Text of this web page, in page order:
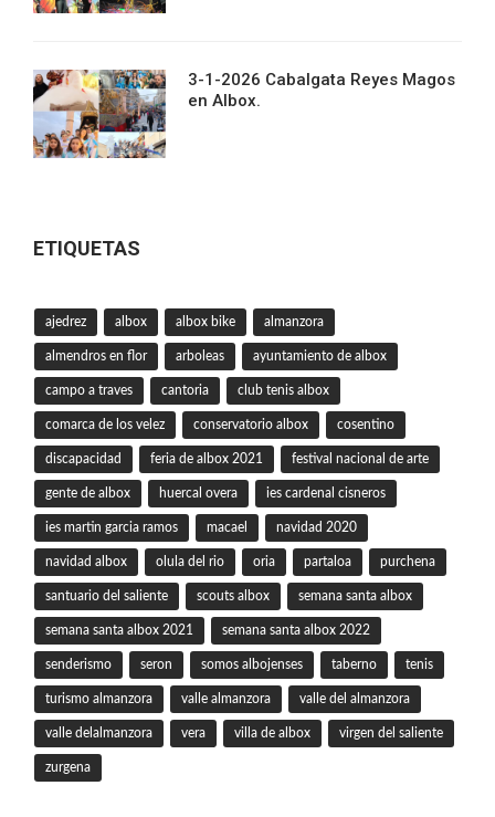
3-1-2026 Cabalgata Reyes Magos
en Albox.
ETIQUETAS
ajedrez albox albox bike almanzora
almendros en flor arboleas ayuntamiento de albox
campo a traves cantoria club tenis albox
comarca de los velez conservatorio albox cosentino
discapacidad feria de albox 2021 festival nacional de arte
gente de albox huercal overa ies cardenal cisneros
ies martin garcia ramos macael navidad 2020
navidad albox olula del rio oria partaloa purchena
santuario del saliente scouts albox semana santa albox
semana santa albox 2021 semana santa albox 2022
senderismo seron somos albojenses taberno tenis
turismo almanzora valle almanzora valle del almanzora
valle delalmanzora vera villa de albox virgen del saliente
zurgena